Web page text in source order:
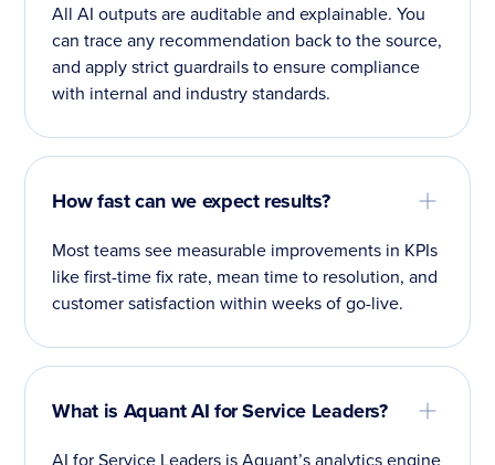
All AI outputs are auditable and explainable. You
can trace any recommendation back to the source,
and apply strict guardrails to ensure compliance
with internal and industry standards.
How fast can we expect results?
Most teams see measurable improvements in KPIs
like first-time fix rate, mean time to resolution, and
customer satisfaction within weeks of go-live.
What is Aquant AI for Service Leaders?
AI for Service Leaders is Aquant’s analytics engine